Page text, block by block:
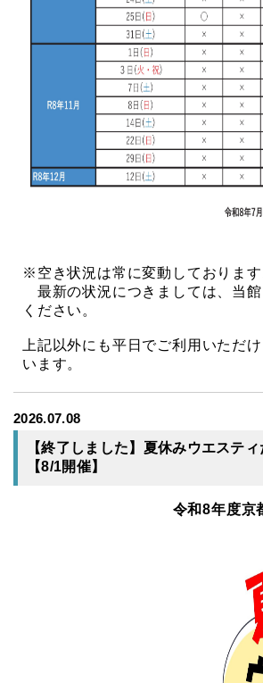
※空き状況は常に変動しております
最新の状況につきましては、当
ください。
上記以外にも平日でご利用いただ
います。
2026.07.08
【終了しました】夏休みウエステ
【8/1開催】
令和8年度京